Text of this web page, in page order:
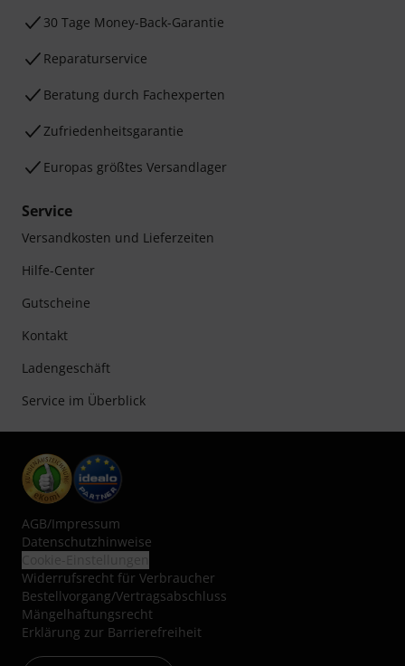
30 Tage Money-Back-Garantie
Reparaturservice
Beratung durch Fachexperten
Zufriedenheitsgarantie
Europas größtes Versandlager
Service
Versandkosten und Lieferzeiten
Hilfe-Center
Gutscheine
Kontakt
Ladengeschäft
Service im Überblick
AGB/Impressum
Datenschutzhinweise
Widerrufsrecht für Verbraucher
Bestellvorgang/Vertragsabschluss
Mängelhaftungsrecht
Erklärung zur Barrierefreiheit